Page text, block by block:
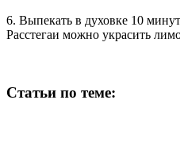
6. Выпекать в духовке 10
Расстегаи можно украсить
Статьи по теме: